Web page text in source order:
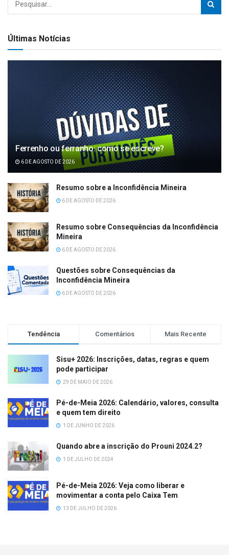
Últimas Notícias
Ferrenho ou ferranho: como se escreve?
6 DE AGOSTO DE 2026
Resumo sobre a Inconfidência Mineira
6 DE AGOSTO DE 2026
Resumo sobre Consequências da Inconfidência
Mineira
6 DE AGOSTO DE 2026
Questões sobre Consequências da
Inconfidência Mineira
6 DE AGOSTO DE 2026
Tendência Comentários Mais Recente
Sisu+ 2026: Inscrições, datas, regras e quem
pode participar
29 DE MAIO DE 2026
Pé-de-Meia 2026: Calendário, valores, consulta
e quem tem direito
1 DE JUNHO DE 2026
Quando abre a inscrição do Prouni 2024.2?
1 DE JULHO DE 2024
Pé-de-Meia 2026: Veja como liberar e
movimentar a conta pelo Caixa Tem
13 DE JULHO DE 2026